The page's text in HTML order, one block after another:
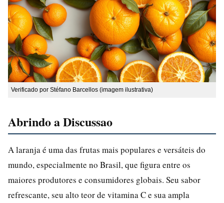
Verificado por Stéfano Barcellos (imagem ilustrativa)
Abrindo a Discussao
A laranja é uma das frutas mais populares e versáteis do
mundo, especialmente no Brasil, que figura entre os
maiores produtores e consumidores globais. Seu sabor
refrescante, seu alto teor de vitamina C e sua ampla